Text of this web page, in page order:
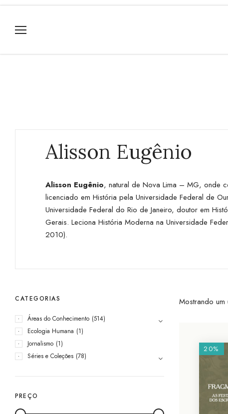
Alisson Eugênio
Alisson Eugênio, natural de Nova Lima – MG, onde
licenciado em História pela Universidade Federal de
Universidade Federal do Rio de Janeiro, doutor em
Gerais. Leciona História Moderna na Universidade
2010).
CATEGORIAS
Áreas do Conhecimento (514)
Ecologia Humana (1)
Jornalismo (1)
Séries e Coleções (78)
PREÇO
Mostrando um
20%